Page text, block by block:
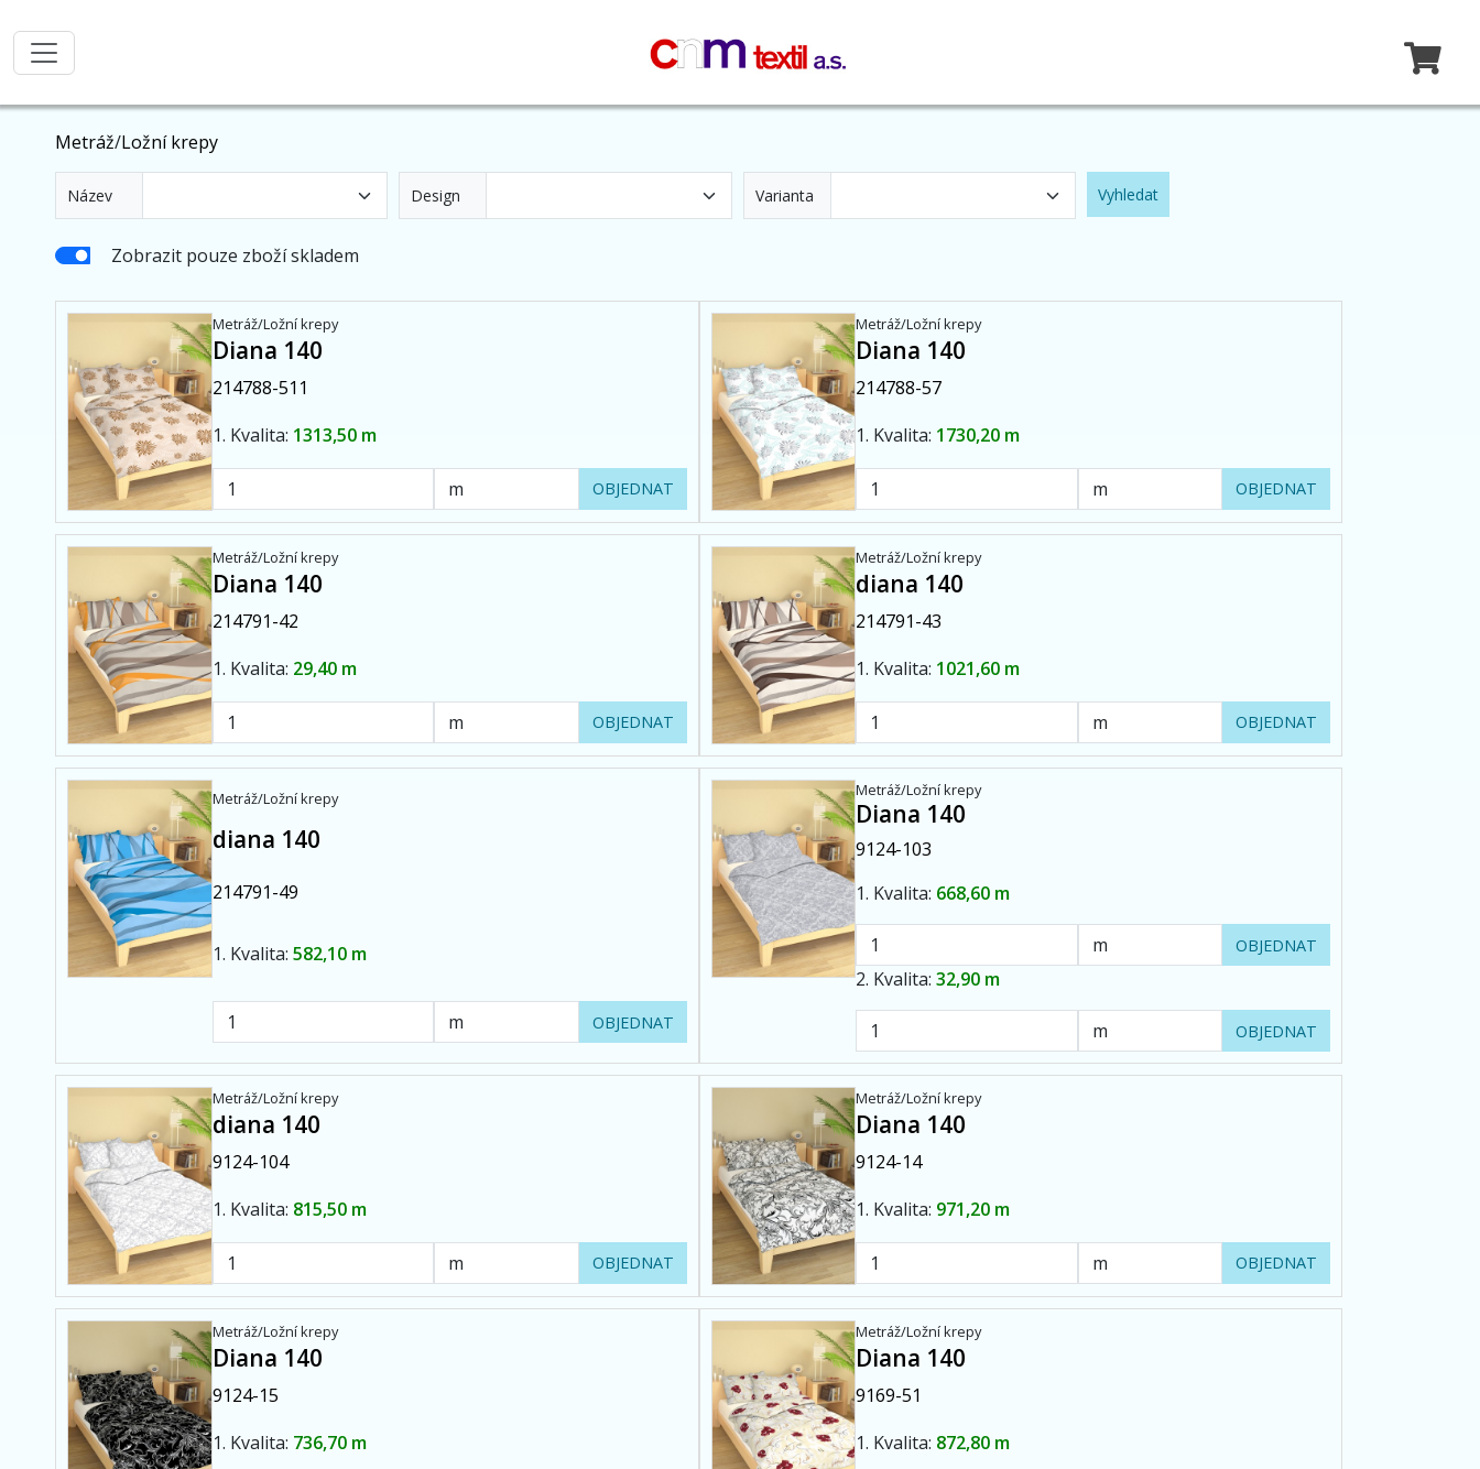
Metráž/Ložní krepy
Název Design Varianta Vyhledat
Zobrazit pouze zboží skladem
Metráž/Ložní krepy
Diana 140
214788-511
1. Kvalita: 1313,50 m
OBJEDNAT
Metráž/Ložní krepy
Diana 140
214788-57
1. Kvalita: 1730,20 m
OBJEDNAT
Metráž/Ložní krepy
Diana 140
214791-42
1. Kvalita: 29,40 m
OBJEDNAT
Metráž/Ložní krepy
diana 140
214791-43
1. Kvalita: 1021,60 m
OBJEDNAT
Metráž/Ložní krepy
diana 140
214791-49
1. Kvalita: 582,10 m
OBJEDNAT
Metráž/Ložní krepy
Diana 140
9124-103
1. Kvalita: 668,60 m
OBJEDNAT
2. Kvalita:32,90 m
OBJEDNAT
Metráž/Ložní krepy
diana 140
9124-104
1. Kvalita: 815,50 m
OBJEDNAT
Metráž/Ložní krepy
Diana 140
9124-14
1. Kvalita: 971,20 m
OBJEDNAT
Metráž/Ložní krepy
Diana 140
9124-15
1. Kvalita: 736,70 m
Metráž/Ložní krepy
Diana 140
9169-51
1. Kvalita: 872,80 m